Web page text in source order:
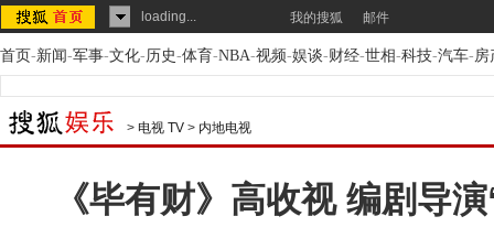
loading... 我的搜狐 邮件
首页-新闻-军事-文化-历史-体育-NBA-视频-娱谈-财经-世相-科技-汽车-房
> 电视 TV > 内地电视
《毕有财》高收视 编剧导